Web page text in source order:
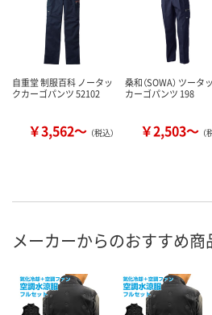
自重堂 制服百科 ノータッ
クカーゴパンツ 52102
￥3,562～ （税込）
桑和（SOWA） ツータ
カーゴパンツ 198
￥2,503～ （
メーカーからのおすすめ商